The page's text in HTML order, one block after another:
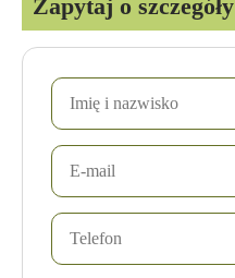
Zapytaj o szczegóły